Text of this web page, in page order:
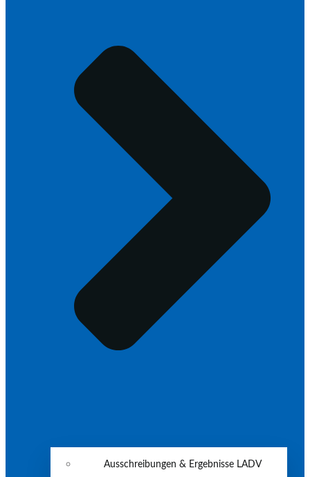
Ausschreibungen & Ergebnisse LADV